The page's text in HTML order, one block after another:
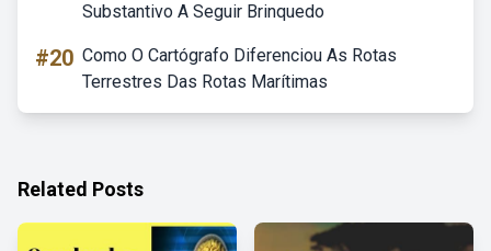
Substantivo A Seguir Brinquedo
#20 Como O Cartógrafo Diferenciou As Rotas
Terrestres Das Rotas Marítimas
Related Posts